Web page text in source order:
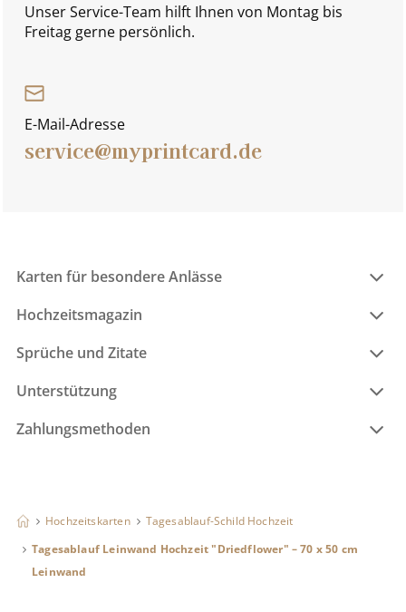
Unser Service-Team hilft Ihnen von Montag bis
Freitag gerne persönlich.
E-Mail-Adresse
service@myprintcard.de
Karten für besondere Anlässe
Hochzeitsmagazin
Sprüche und Zitate
Unterstützung
Zahlungsmethoden
Hochzeitskarten
Tagesablauf-Schild Hochzeit
Tagesablauf Leinwand Hochzeit "Driedflower" – 70 x 50 cm
Leinwand